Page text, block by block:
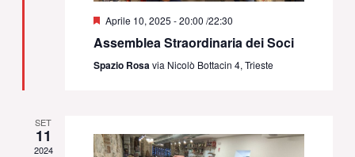
Segnalati
Aprile 10, 2025 - 20:00 /22:30
Assemblea Straordinaria dei Soci
Spazio Rosavia Nicolò Bottacin 4, Trieste
SET
11
2024